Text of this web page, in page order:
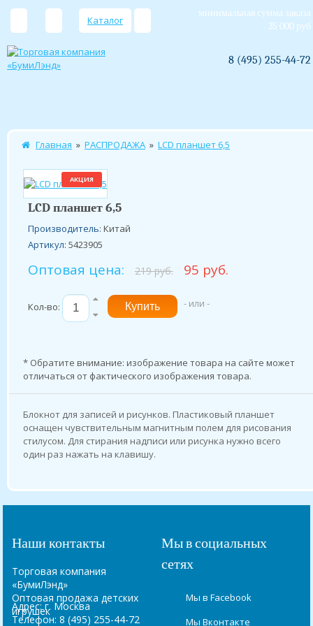
8 (495) 255-44-72
минимальная сумма заказа
35 000 руб
Каталог
Главная » РАСПРОДАЖА » LCD планшет 6,5
АКЦИЯ
LCD планшет 6,5
Производитель: Китай
Артикул: 5423905
Оптовая цена: 219 руб. 95 руб.
Кол-во: - или -
* Обратите внимание: изображение товара на сайте может
отличаться от фактического изображения товара.
Блокнот для записей и рисунков. Пластиковый планшет
оснащен чувствительным магнитным полем для рисования
стилусом. Для стирания надписи или рисунка нужно всего
один раз нажать на клавишу.
Наши контакты
Торговая компания
«БумиЛэнд»
Оптовая продажа детских
игрушек
Адрес:г. Москва
Телефон: 8 (495) 255-44-72
Мы в социальных
сетях
Мы в Facebook
Мы Вконтакте